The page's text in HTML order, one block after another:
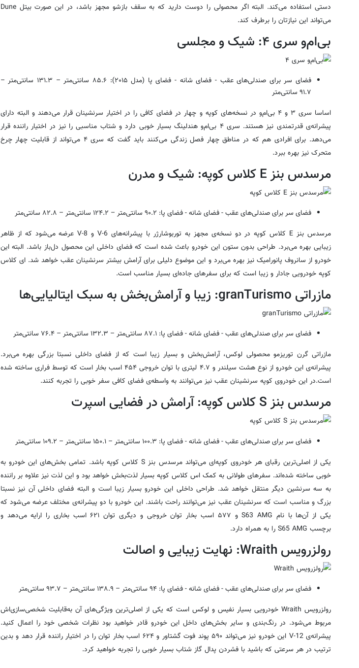
دستی استفاده می‌کند. البته اگر محصولی را دوست دارید که به سقف بازشو مجهز باشد، در این صورت بیتل Dune
می‌تواند این نیازتان را برطرف کند.
بی‌ام‌و سری ۴: شیک و مجلسی
فضای سر برای صندلی‌های عقب - فضای شانه - فضای پا (مدل ۲۰۱۵): ۸۵.۶ سانتی‌متر – ۱۳۱.۳ سانتی‌متر –
۹۱.۷ سانتی‌متر
اساسا سری ۳ و ۴ بی‌ام‌و در نسخه‌های کوپه و چهار در فضای کافی‌ را در اختیار سرنشینان قرار می‌دهند و البته دارای
پیشرانه‌ی قدرتمندی نیز هستند. سری ۴ بی‌ام‌و هندلینگ بسیار خوبی دارد و شتاب مناسبی را نیز در اختیار راننده قرار
می‌دهد. برای افرادی هم که در مناطق چهار فصل زندگی می‌کنند باید گفت که سری ۴ می‌تواند از قابلیت چهار چرخ
متحرک نیز بهره ببرد.
مرسدس بنز E کلاس کوپه: شیک و مدرن
فضای سر برای صندلی‌های عقب - فضای شانه - فضای پا: ۹۰.۲ سانتی‌متر – ۱۲۴.۲ سانتی‌متر – ۸۲.۸
سانتی‌متر
مرسدس بنز E کلاس کوپه در دو نسخه‌ی مجهز به توربوشارژر با پیشرانه‌های V-6 و V-8 عرضه می‌شود که از ظاهر
زیبایی بهره می‌برد. طراحی بدون ستون این خودرو باعث شده است که فضای داخلی این محصول دل‌باز باشد. البته این
خودرو از سانروف پانورامیک نیز بهره می‌برد و این موضوع دلیلی برای آرامش بیشتر سرنشینان عقب خواهد شد. ای کلاس
کوپه خودرویی جادار و زیبا است که برای سفر‌های جاده‌ای بسیار مناسب است.
مازراتی granTurismo: زیبا و آرامش‌بخش به سبک ایتالیایی‌ها
فضای سر برای صندلی‌های عقب - فضای شانه - فضای پا: ۸۷.۱ سانتی‌متر – ۱۳۲.۳ سانتی‌متر – ۷۶.۴
سانتی‌متر
مازراتی گرن توریزمو محصولی لوکس، آرامش‌بخش و بسیار زیبا است که از فضای داخلی نسبتا بزرگی بهره می‌برد.
پیشرانه‌ی این خودرو از نوع هشت سیلندر و ۴.۷ لیتری با توان خروجی ۴۵۴ اسب بخار است که توسط فراری ساخته شده
است.در این خودروی کوپه سرنشینان عقب نیز می‌توانند به واسطه‌ی فضای کافی سفر خوبی را تجربه کنند.
مرسدس بنز S کلاس کوپه: آرامش در فضایی اسپرت
فضای سر برای صندلی‌های عقب - فضای شانه - فضای پا: ۱۰۰.۳ سانتی‌متر – ۱۵۰.۱ سانتی‌متر – ۱۰۹.۲
سانتی‌متر
یکی از اصلی‌ترین رقبای هر خودروی کوپه‌ای می‌تواند مرسدس بنز S کلاس کوپه باشد. تمامی بخش‌های این خودرو به‌
خوبی ساخته شده‌اند. سفر‌های طولانی به کمک اس کلاس کوپه بسیار لذت‌بخش خواهد بود و این لذت نیز علاوه بر راننده
به سه سرنشین دیگر منتقل خواهد شد. طراحی داخلی این خودرو بسیار زیبا است و البته فضای داخلی آن نیز نسبتا
بزرگ و مناسب است که سرنشینان عقب نیز می‌توانند راحت باشند. این خودرو با دو پیشرانه‌ی مختلف عرضه می‌شود که
یکی از آن‌ها با نام S63 AMG و ۵۷۷ اسب بخار توان خروجی و دیگری توان ۶۲۱ اسب بخاری را ارایه می‌دهد و
برچسب S65 AMG را به همراه دارد.
رولزرویس Wraith: نهایت زیبایی و اصالت
فضای سر برای صندلی‌های عقب - فضای شانه - فضای پا: ۹۴ سانتی‌متر – ۱۳۸.۹ سانتی‌متر – ۹۳.۷
سانتی‌متر
رولزرویس Wraith خودرویی بسیار نفیس و لوکس است که یکی از اصلی‌ترین ویژگی‌های آن به‌قابلیت شخصی‌سازی‌اش
مربوط می‌شود. در رنگ‌بندی و سایر بخش‌های داخل این خودرو قادر خواهید بود نظرات شخصی خود را اعمال کنید.
پیشرانه‌ی V-12 این خودرو نیز می‌تواند ۵۹۰ پوند فوت گشتاور و ۶۲۴ اسب بخار توان را در اختیار راننده قرار دهد و بدین
ترتیب در هر سرعتی که باشید با فشردن پدال گاز شتاب بسیار خوبی را تجربه خواهید کرد.